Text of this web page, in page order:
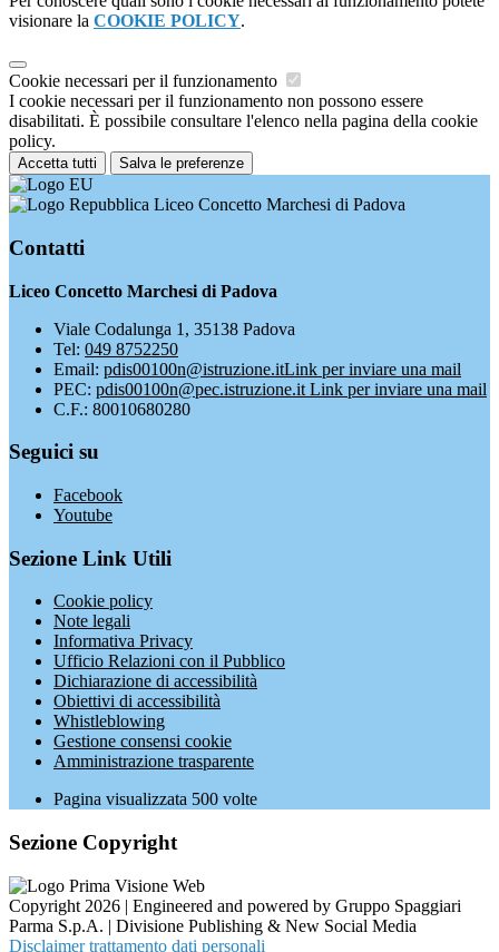
visionare la COOKIE POLICY.
Cookie necessari per il funzionamento
I cookie necessari per il funzionamento non possono essere
disabilitati. È possibile consultare l'elenco nella pagina della cookie
policy.
Accetta tutti Salva le preferenze
Liceo Concetto Marchesi di Padova
Contatti
Liceo Concetto Marchesi di Padova
Viale Codalunga 1, 35138 Padova
Tel: 049 8752250
Email: pdis00100n@istruzione.itLink per inviare una mail
PEC: pdis00100n@pec.istruzione.it Link per inviare una mail
C.F.: 80010680280
Seguici su
Facebook
Youtube
Sezione Link Utili
Cookie policy
Note legali
Informativa Privacy
Ufficio Relazioni con il Pubblico
Dichiarazione di accessibilità
Obiettivi di accessibilità
Whistleblowing
Gestione consensi cookie
Amministrazione trasparente
Pagina visualizzata 500 volte
Sezione Copyright
Copyright 2026 | Engineered and powered by Gruppo Spaggiari
Parma S.p.A. | Divisione Publishing & New Social Media
Disclaimer trattamento dati personali